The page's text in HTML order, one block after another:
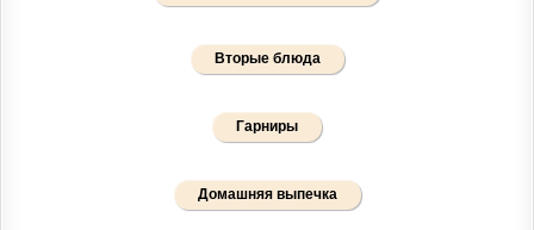
Вторые блюда
Гарниры
Домашняя выпечка